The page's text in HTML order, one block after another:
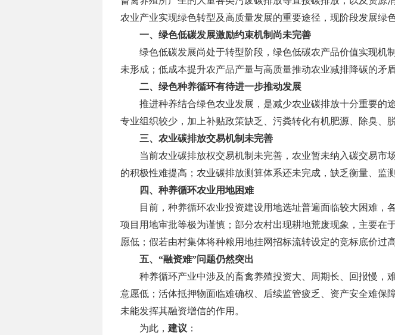
农业产业实现绿色转型及高质量发展的重要途径 ，现阶段发展绿
一、绿色低碳发展激励约束机制尚未完善
绿色低碳发展尚处于转型阶段，绿色低碳农产品价值实现机制
未形成；低成本提升农产品产量与高质量推动农业减排降碳的矛
二、绿色种养循环有待进一步推动发展
推进种养结合绿色农业发展，是减少农业碳排放十分重要的
专业组织较少，加上补贴政策缺乏、污粪转化有机肥源、除臭、
三、农业碳排放交易机制未完善
当前农业碳排放权交易机制未完善，农业暂未纳入碳交易市
的积极性难提高；农业碳排放测算体系还未完成，缺乏衡量、监
四、种养循环农业用地困难
目前，种养循环农业投资建设用地选址普遍面临较大困难
项目用地审批等极为谨慎；部分农村出现耕地荒废现象，主要
愿低；假若由村集体将种粮用地挂网招标流转设定的竞标底价过
五、 “融资难”问题仍然突出
种养循环产业中涉及的畜禽养殖投资大、周期长、回报慢，
意愿低；活体抵押物面临难确权、后续监管疲乏、资产安全难
未能发挥其融资增信的作用。
为此， 建议 ：